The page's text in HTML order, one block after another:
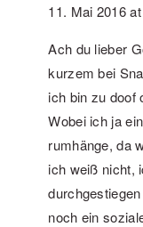
11. Mai 2016
Ach du lieber
kurzem bei
ich bin zu doof
Wobei ich ja
rumhänge, da
ich weiß nicht,
noch ein